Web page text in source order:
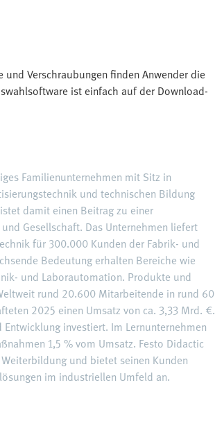
Verschraubungen finden Anwender die
ist einfach auf der Download-
Familienunternehmen mit Sitz in
und technischen Bildung
damit einen Beitrag zu einer
Gesellschaft. Das Unternehmen liefert
für 300.000 Kunden der Fabrik- und
Bedeutung erhalten Bereiche wie
und Laborautomation. Produkte und
rund 20.600 Mitarbeitende in rund 60
2025 einen Umsatz von ca. 3,33 Mrd. €.
investiert. Im Lernunternehmen
1,5 % vom Umsatz. Festo Didactic
und bietet seinen Kunden
im industriellen Umfeld an.